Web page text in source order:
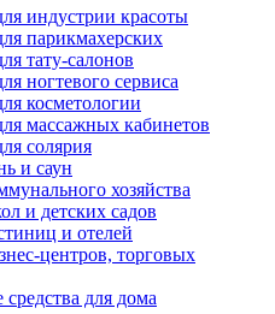
индустрии красоты
парикмахерских
тату-салонов
ногтевого сервиса
косметологии
массажных кабинетов
солярия
и саун
хозяйства
и детских садов
и отелей
центров, торговых
для дома